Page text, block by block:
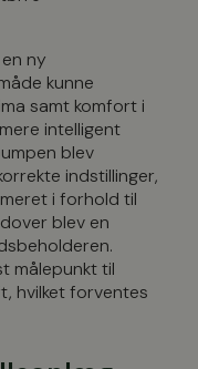
ny
kunne
samt komfort i
intelligent
blev
indstillinger,
i forhold til
blev en
målepunkt til
hvilket forventes